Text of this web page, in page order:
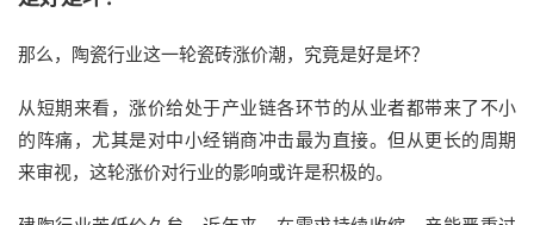
那么，陶瓷行业这一轮瓷砖涨价潮，究竟是好是坏？
从短期来看，涨价给处于产业链各环节的从业者都带来了不小
的阵痛，尤其是对中小经销商冲击最为直接。但从更长的周期
来审视，这轮涨价对行业的影响或许是积极的。